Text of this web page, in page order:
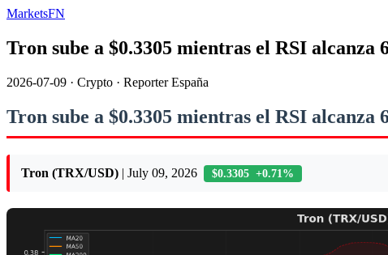
MarketsFN
Tron sube a $0.3305 mientras el RSI alcanza
2026-07-09 · Crypto · Reporter España
Tron sube a $0.3305 mientras el RSI alcanza
Tron (TRX/USD) | July 09, 2026 $0.3305 +0.71%